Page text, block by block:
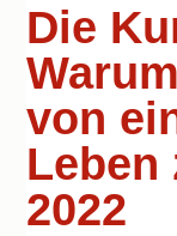
Die
von
Leben
2022